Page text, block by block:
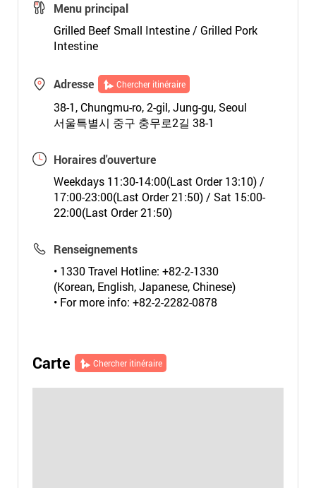
Menu principal
Grilled Beef Small Intestine / Grilled Pork
Intestine
Adresse Chercher itinéraire
38-1, Chungmu-ro, 2-gil, Jung-gu, Seoul
서울특별시 중구 충무로2길 38-1
Horaires d'ouverture
Weekdays 11:30-14:00(Last Order 13:10) /
17:00-23:00(Last Order 21:50) / Sat 15:00-
22:00(Last Order 21:50)
Renseignements
• 1330 Travel Hotline: +82-2-1330
(Korean, English, Japanese, Chinese)
• For more info: +82-2-2282-0878
Carte Chercher itinéraire